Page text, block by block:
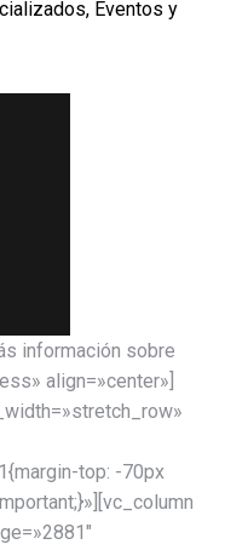
Eventos y
información sobre
align=»center»]
top: -70px